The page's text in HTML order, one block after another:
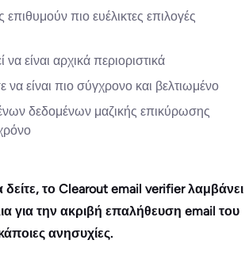
επιθυμούν πιο ευέλικτες επιλογές
να είναι αρχικά περιοριστικά
είναι πιο σύγχρονο και βελτιωμένο
δεδομένων μαζικής επικύρωσης
το Clearout email verifier λαμβάνει
για την ακριβή επαλήθευση email του
ανησυχίες.